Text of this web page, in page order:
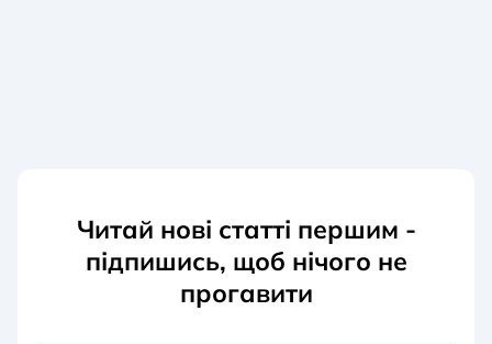
Читай нові статті першим -
підпишись, щоб нічого не
прогавити